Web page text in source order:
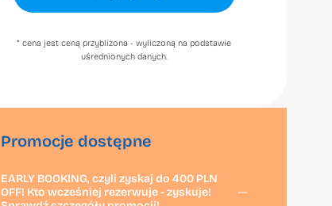
* cena jest ceną przybliżona - wyliczoną na podstawie
uśrednionych danych.
Promocje dostępne
EARLY BOOKING, czyli zyskaj do 400 PLN
OFF! Kto wcześniej rezerwuje - zyskuje!